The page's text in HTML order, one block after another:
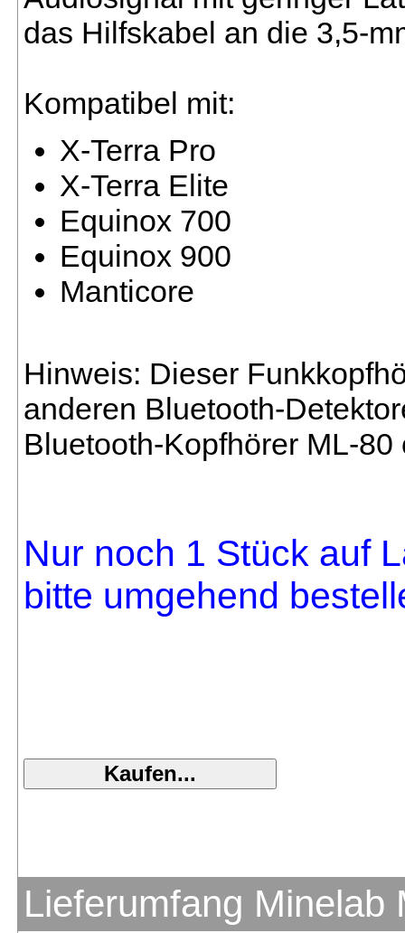
das Hilfskabel an die 3,5-
Kompatibel mit:
X-Terra Pro
X-Terra Elite
Equinox 700
Equinox 900
Manticore
Hinweis: Dieser
anderen Bluetooth-
Bluetooth-Kopfhörer ML-80
Nur noch 1 Stück auf
bitte umgehend
Lieferumfang Minelab